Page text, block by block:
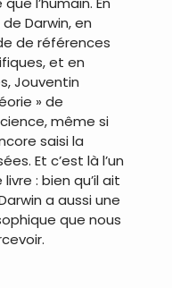
Darwin, en
de références
et en
Jouventin
» de
même si
saisi la
Et c’est là l’un
: bien qu’il ait
a aussi une
que nous